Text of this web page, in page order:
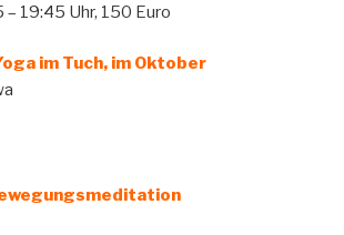
– 19:45 Uhr, 150 Euro
im Tuch, im Oktober